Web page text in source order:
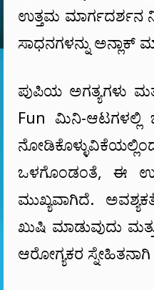
ಉತ್ತಮ ಮಾರ್ಗದರ್ಶನ
ಸಾಧನಗಳನ್ನು ಅನ್ಲಾಕ್
ಪುಪಿಯ ಅಗತ್ಯಗಳು
Fun ಮಿನಿ-ಆಟಗಳಲ್ಲಿ
ಒಳಗೊಂಡಂತೆ, ಈ
ಮುಖ್ಯವಾಗಿದೆ.
ಖುಷಿ ಮಾಡುವುದು
ಆರೋಗ್ಯಕರ